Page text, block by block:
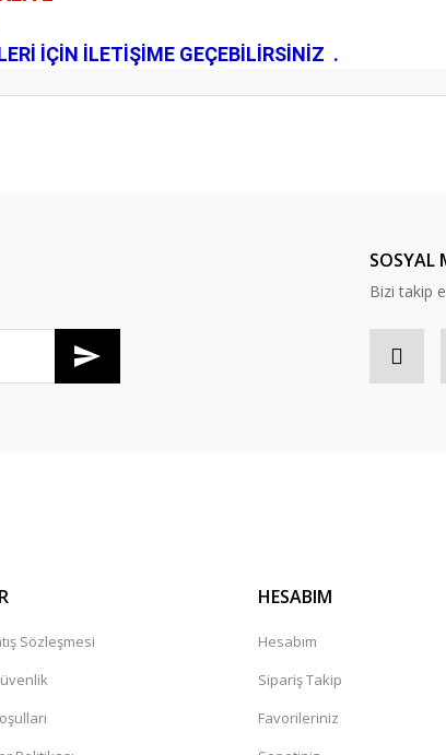
İÇİN İLETİŞİME GEÇEBİLİRSİNİZ .
SOSYAL
Bizi takip
Sözleşmesi
HESABIM
Hesabım
Sipariş Takip
Favorileriniz